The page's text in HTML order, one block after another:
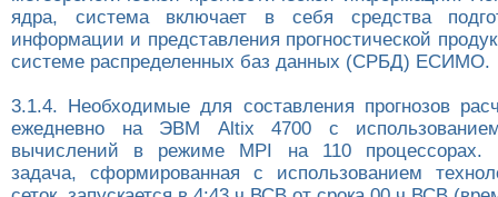
ядра, система включает в себя средства
информации и представления прогностической
системе распределенных баз данных (СРБД) ЕСИМО.
3.1.4. Необходимые для составления прогнозов
ежедневно на ЭВМ Altix 4700 с
вычислений в режиме MPI на 110 процессорах.
задача, сформированная с использованием